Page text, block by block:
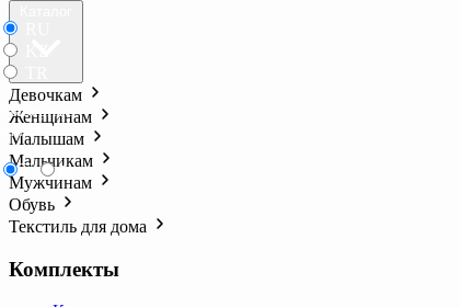
₸ ₺l
Девочкам
Женщинам
Малышам
Мальчикам
Мужчинам
Обувь
Текстиль для дома
Комплекты